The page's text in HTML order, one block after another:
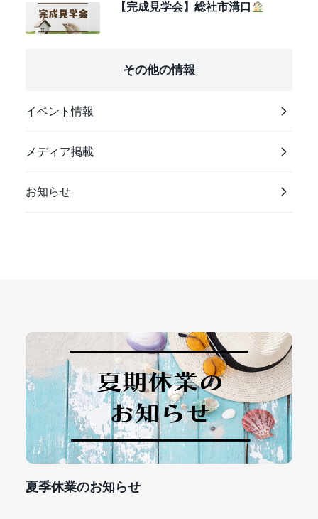
【完成見学会】総社市溝口
その他の情報
イベント情報
メディア掲載
お知らせ
夏季休業のお知らせ